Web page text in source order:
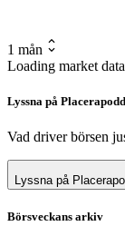
1 mån
Loading market
Lyssna på
Vad driver börsen
Lyssna på
Börsveckans arkiv